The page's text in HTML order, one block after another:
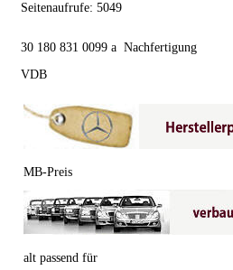
Seitenaufrufe: 5049
30 180 831 0099 a Nachfertigung
VDB
MB-Preis
alt passend für